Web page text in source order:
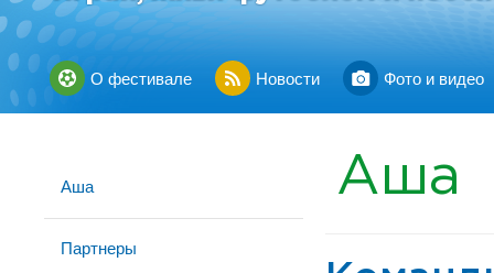
О фестивале Новости Фото и видео
Аша
Партнеры
Аша